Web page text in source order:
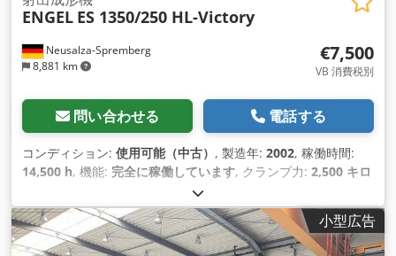
Neusalza-Spremberg
8,881 km
ENGEL ES 1350/250 HL-Victory
€7,500
VB 消費税別
問い合わせる 電話する
コンディション: 使用可能（中古） , 製造年: 2002, 稼働時間:
14,500 h, 機能: 完全に稼働しています, クランプ力: 2,500 キロ
60 mm, 排気量:
1,481 バー, 射出重量:662 g, 金型高さ（最小）:250 mm, エジ
ェクターストローク:250 mm, プレート長さ:650 mm , プレー
ト幅:1,050 mm, 設置高さ:850 mm,
小型広告